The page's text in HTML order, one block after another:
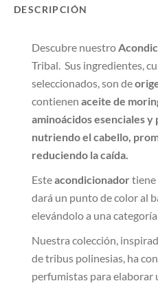
DESCRIPCIÓN
Descubre nuestro
Tribal. Sus ingredientes,
seleccionados, son de
contienen aceite de
aminoácidos esenciales y
nutriendo el cabello,
reduciendo la caída.
Esteacondicionadortiene
dará un punto de color al
elevándolo a una
Nuestra colección,
de tribus polinesias, ha
perfumistas para elaborar